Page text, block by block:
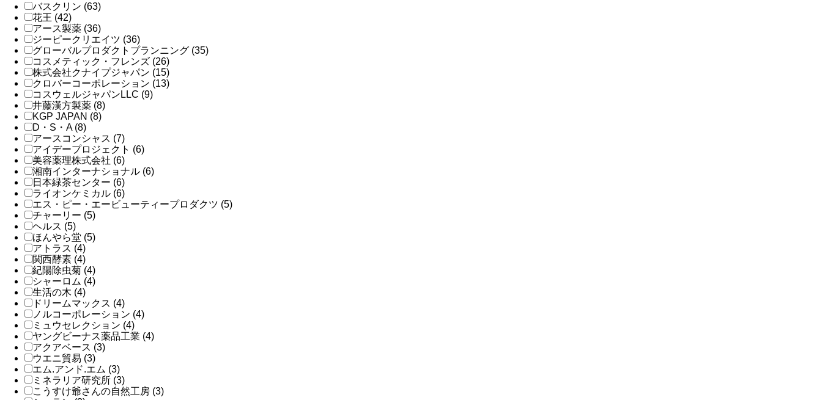
バスクリン (63)
花王 (42)
アース製薬 (36)
ジーピークリエイツ (36)
グローバルプロダクトプランニング (35)
コスメティック・フレンズ (26)
株式会社クナイプジャパン (15)
クロバーコーポレーション (13)
コスウェルジャパンLLC (9)
井藤漢方製薬 (8)
KGP JAPAN (8)
D・S・A (8)
アースコンシャス (7)
アイデープロジェクト (6)
美容薬理株式会社 (6)
湘南インターナショナル (6)
日本緑茶センター (6)
ライオンケミカル (6)
エス・ピー・エービューティープロダクツ (5)
チャーリー (5)
ヘルス (5)
ほんやら堂 (5)
アトラス (4)
関西酵素 (4)
紀陽除虫菊 (4)
シャーロム (4)
生活の木 (4)
ドリームマックス (4)
ノルコーポレーション (4)
ミュウセレクション (4)
ヤングビーナス薬品工業 (4)
アクアベース (3)
ウエニ貿易 (3)
エム.アンド.エム (3)
ミネラリア研究所 (3)
こうすけ爺さんの自然工房 (3)